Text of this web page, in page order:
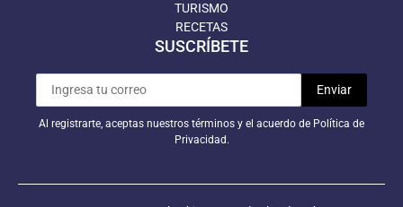
TURISMO
RECETAS
SUSCRÍBETE
Al registrarte, aceptas nuestros términos y el acuerdo de Política de
Privacidad.